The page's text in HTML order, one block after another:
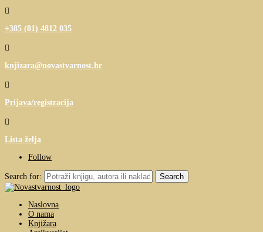

+385 (01) 4812 035

knjizara@novastvarnost.hr

Prijava/registracija

Lista želja
Follow
Search for:
Naslovna
O nama
Knjižara